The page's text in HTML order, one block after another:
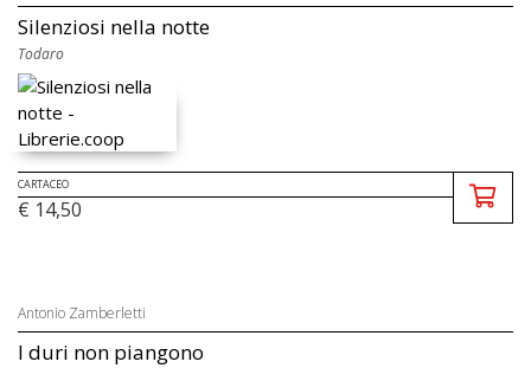
Silenziosi nella notte
Todaro
CARTACEO
€ 14,50
Antonio Zamberletti
I duri non piangono